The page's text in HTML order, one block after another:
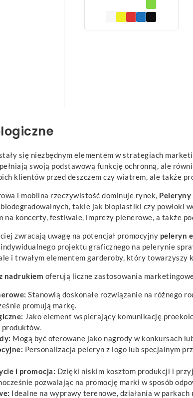
się niezbędnym elementem w strategiach
swoją podstawową funkcję ochronną, ale
klientów przed deszczem czy wiatrem, ale także
i mobilna rzeczywistość dominuje rynek, Peleryny
takie jak bioplastiki czy powłoki
koncerty, festiwale, imprezy plenerowe, a także
zwracają uwagę na potencjał promocyjny peleryn
projektu graficznego na pelerynie
i trwałym elementem garderoby, który towarzyszy
nadrukiem oferują liczne zastosowania
Stanowią doskonałe rozwiązanie na różnego
promują markę.
Jako element wspierający komunikację
produktów.
Mogą być oferowane jako nagrody w konkursach
Personalizacja peleryn z logo lub specjalnym
i promocja: Dzięki niskim kosztom produkcji i
pozwalając na promocję marki w sposób
Idealne na wyprawy terenowe, działania w